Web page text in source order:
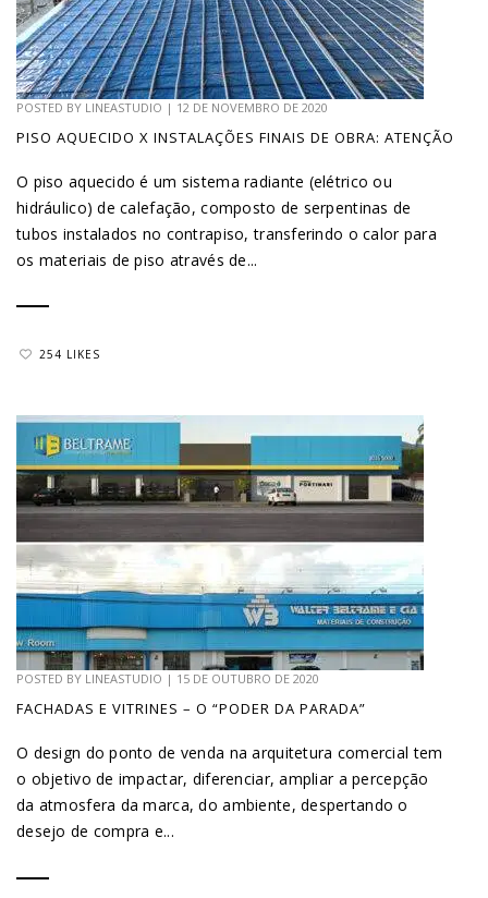
POSTED BY LINEASTUDIO | 12 DE NOVEMBRO DE 2020
PISO AQUECIDO X INSTALAÇÕES FINAIS DE OBRA: ATENÇÃO
O piso aquecido é um sistema radiante (elétrico ou
hidráulico) de calefação, composto de serpentinas de
tubos instalados no contrapiso, transferindo o calor para
os materiais de piso através de...
254 LIKES
POSTED BY LINEASTUDIO | 15 DE OUTUBRO DE 2020
FACHADAS E VITRINES – O “PODER DA PARADA”
O design do ponto de venda na arquitetura comercial tem
o objetivo de impactar, diferenciar, ampliar a percepção
da atmosfera da marca, do ambiente, despertando o
desejo de compra e...